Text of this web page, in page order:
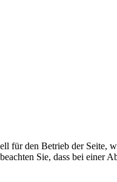
für den Betrieb der
Sie, dass bei